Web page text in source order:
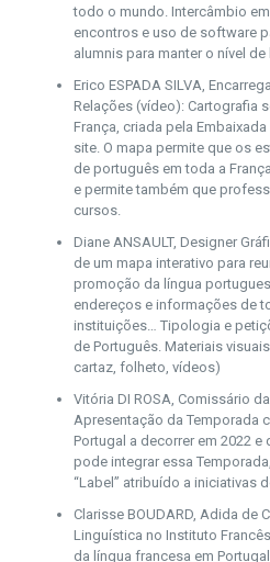
todo o mundo. Intercâmbio
encontros e uso de software
alumnis para manter o nível de
Erico ESPADA SILVA,
Relações (vídeo): Cartografia
França, criada pela
site. O mapa permite que os
de português em toda a
e permite também que
cursos.
Diane ANSAULT, Designer
de um mapa interativo para
promoção da língua
endereços e informações de
instituições… Tipologia e
de Português. Materiais
cartaz, folheto, vídeos)
Vitória DI ROSA, Comissário
Apresentação da Temporada
Portugal a decorrer em 2022 e
pode integrar essa
“Label” atribuído a iniciativas
Clarisse BOUDARD, Adida de
Linguística no Instituto
da língua francesa em